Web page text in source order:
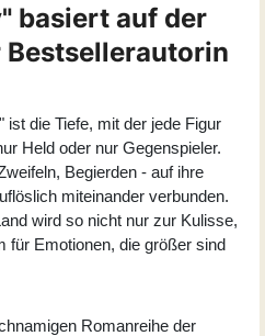
basiert auf der
Bestsellerautorin
die Tiefe, mit der jede Figur
Held oder nur Gegenspieler.
Begierden - auf ihre
miteinander verbunden.
wird so nicht nur zur Kulisse,
für Emotionen, die größer sind
Romanreihe der